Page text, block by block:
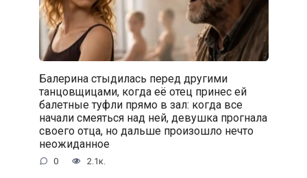
Балерина стыдилась перед другими
танцовщицами, когда её отец принес ей
балетные туфли прямо в зал: когда все
начали смеяться над ней, девушка прогнала
своего отца, но дальше произошло нечто
неожиданное
0 2.1к.